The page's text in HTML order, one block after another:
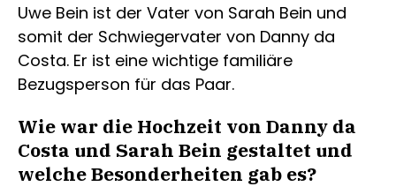
Uwe Bein ist der Vater von Sarah Bein und
somit der Schwiegervater von Danny da
Costa. Er ist eine wichtige familiäre
Bezugsperson für das Paar.
Wie war die Hochzeit von Danny da
Costa und Sarah Bein gestaltet und
welche Besonderheiten gab es?